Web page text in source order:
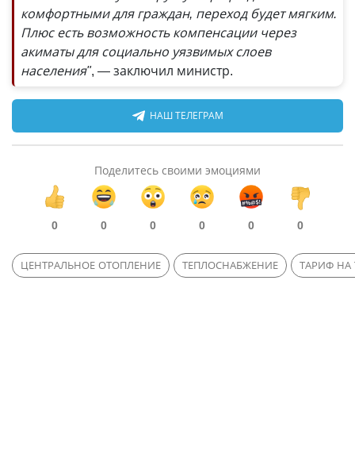
комфортными для граждан, переход будет мягким.
Плюс есть возможность компенсации через
акиматы для социально уязвимых слоев
населения", — заключил министр.
НАШ ТЕЛЕГРАМ
Поделитесь своими эмоциями
0 0 0 0 0 0
ЦЕНТРАЛЬНОЕ ОТОПЛЕНИЕ ТЕПЛОСНАБЖЕНИЕ ТАРИФ НА